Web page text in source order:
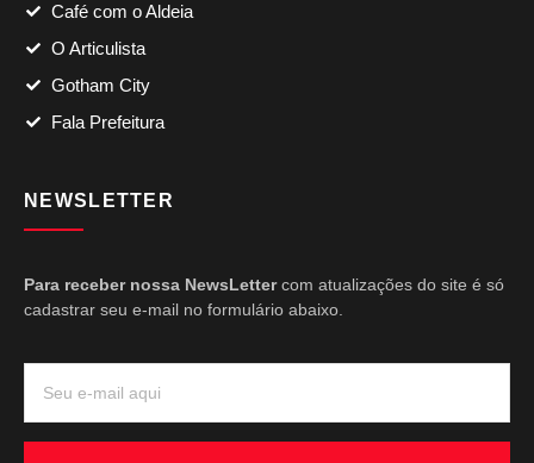
Café com o Aldeia
O Articulista
Gotham City
Fala Prefeitura
NEWSLETTER
Para receber nossa NewsLettercom atualizações do site é só
cadastrar seu e-mail no formulário abaixo.